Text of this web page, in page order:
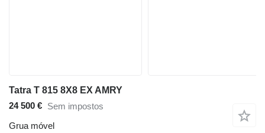
Tatra T 815 8X8 EX AMRY
24 500 € Sem impostos
Grua móvel